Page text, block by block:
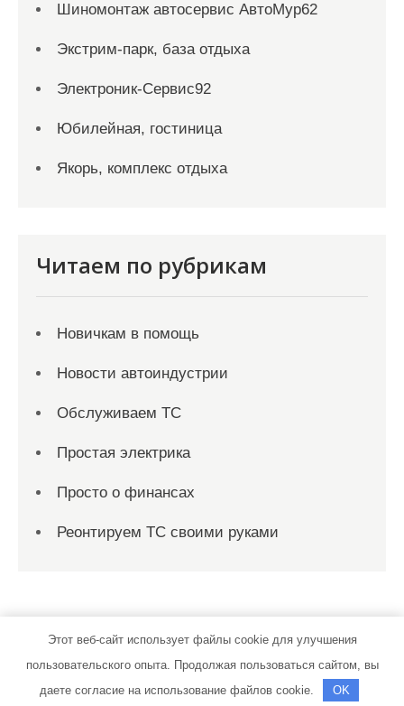
Шиномонтаж автосервис АвтоМур62
Экстрим-парк, база отдыха
Электроник-Сервис92
Юбилейная, гостиница
Якорь, комплекс отдыха
Читаем по рубрикам
Новичкам в помощь
Новости автоиндустрии
Обслуживаем ТС
Простая электрика
Просто о финансах
Реонтируем ТС своими руками
ptk-servis.ru | Тема от Grace Themes
Этот веб-сайт использует файлы cookie для улучшения
пользовательского опыта. Продолжая пользоваться сайтом, вы
даете согласие на использование файлов cookie.
OK